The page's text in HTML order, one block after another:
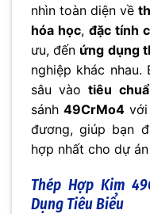
nhìn toàn diện về
hóa học, đặc tính
ưu, đến ứng dụng
nghiệp khác
sâu vàotiêu
sánh 49CrMo4với
đương, giúp bạn
hợp nhất cho dự
Thép Hợp Kim
Dụng Tiêu Biểu